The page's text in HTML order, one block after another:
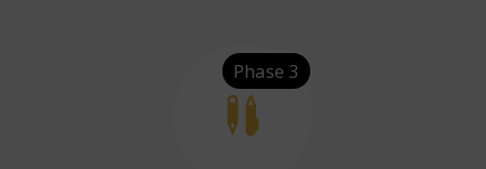

Phase 3